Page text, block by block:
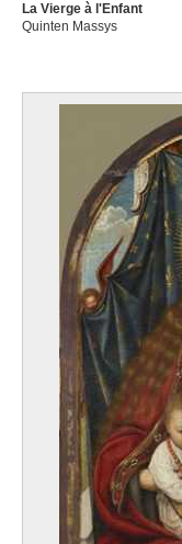
La Vierge à l'Enfant
Quinten Massys